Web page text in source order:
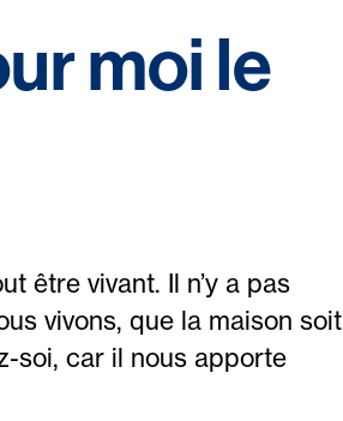
moi le
être vivant. Il n’y a pas
vivons, que la maison soit
soi, car il nous apporte